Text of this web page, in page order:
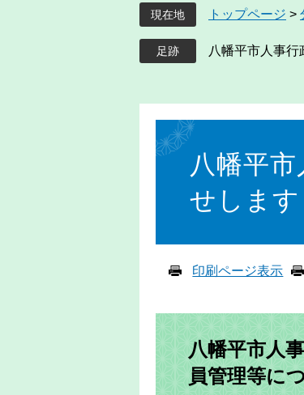
g
l
e
カ
現在地 トップページ >
八幡平市人事
文
八幡平
せします
印刷ページ表示
八幡平市人
員管理等に